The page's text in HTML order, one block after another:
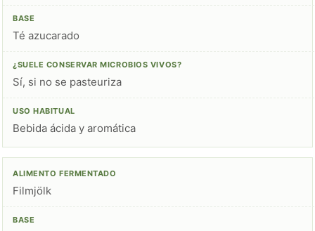
Té azucarado
Sí, si no se pasteuriza
Bebida ácida y aromática
Filmjölk